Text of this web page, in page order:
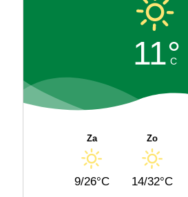
11°
C
Za
9/26°C
Zo
14/32°C